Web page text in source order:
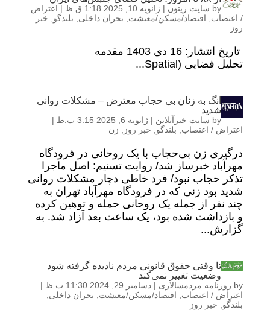
by سایت زیتون | ژانویه 10, 2025 1:18 ق.ظ | اعتراض
/ اعتصاب
اقتصاد/مسکن/معیشت بحران داخلی بلندگو
خبر
روز
تاریخ انتشار: 16 دی 1403 مقدمه
تحلیل فضایی (Spatial...
انگ به زنان بی حجاب معترض – مشکلات روانی
شدید
by سایت خبرآنلاین | ژانویه 6, 2025 3:15 ب.ظ
|
اعتراض / اعتصاب
بلندگو خبر روز زن
درگیری زن بی‌حجاب با یک روحانی در فرودگاه
مهرآباد خبرساز شد/ روایت تسنیم: اصل ماجرا
تذکر حجاب نبود/ فرد خاطی دچار مشکلات روانی
شدید بود زنی که در فرودگاه مهرآباد تهران به
چند نفر از جمله یک روحانی حمله و توهین کرده
و بازداشت شده بود، یک ساعت بعد آزاد شد. به
گزارش...
تا وقتی حقوق قانونی مردم نادیده گرفته شود
وضعیت تغییر نمی‌کند
by روزنامه مردمسالاری | دسامبر 29, 2024 11:30 ب.ظ
|
اعتراض / اعتصاب
اقتصاد/مسکن/معیشت بحران داخلی
بلندگو
خبر روز